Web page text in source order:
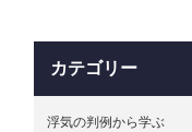
カテゴリー
浮気の判例から学ぶ